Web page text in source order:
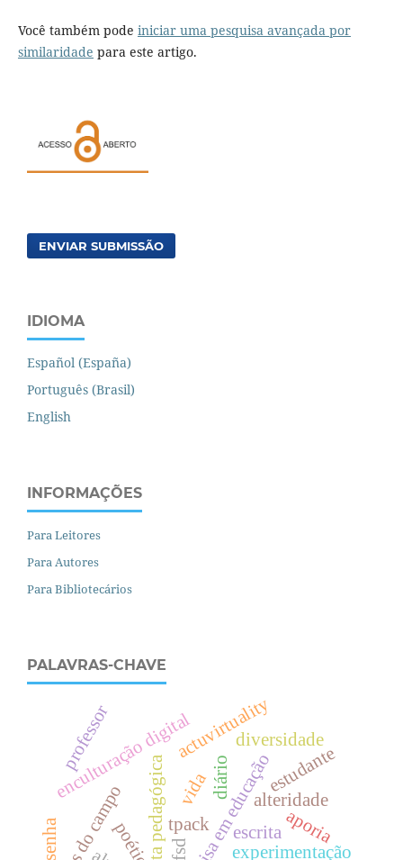
Você também pode iniciar uma pesquisa avançada por
similaridade para este artigo.
ENVIAR SUBMISSÃO
IDIOMA
Español (España)
Português (Brasil)
English
INFORMAÇÕES
Para Leitores
Para Autores
Para Bibliotecários
PALAVRAS-CHAVE
enculturação digitalpesquisa em educação
escrita
diversidade
tpack
alteridade
poética ffsd
vida
experimentação
professor
resenha
estudante
diário
actuvirtuality
aporia